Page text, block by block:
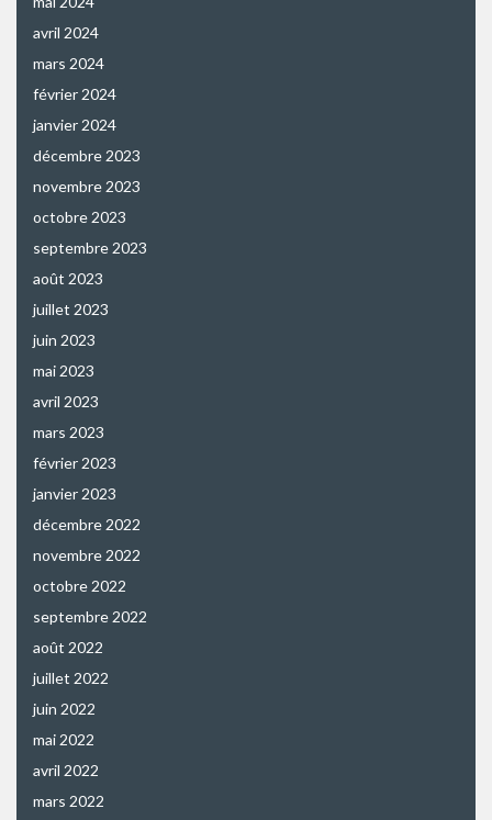
avril 2024
mars 2024
février 2024
janvier 2024
décembre 2023
novembre 2023
octobre 2023
septembre 2023
août 2023
juillet 2023
juin 2023
mai 2023
avril 2023
mars 2023
février 2023
janvier 2023
décembre 2022
novembre 2022
octobre 2022
septembre 2022
août 2022
juillet 2022
juin 2022
mai 2022
avril 2022
mars 2022